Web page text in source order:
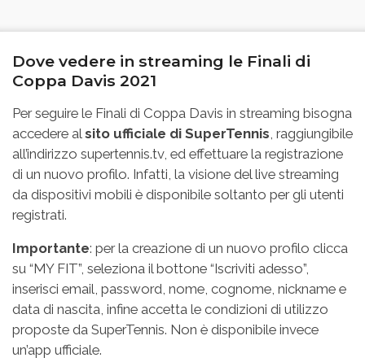
Dove vedere in streaming le Finali di
Coppa Davis 2021
Per seguire le Finali di Coppa Davis in streaming bisogna
accedere al sito ufficiale di SuperTennis , raggiungibile
all’indirizzo supertennis.tv, ed effettuare la registrazione
di un nuovo profilo. Infatti, la visione del live streaming
da dispositivi mobili è disponibile soltanto per gli utenti
registrati.
Importante: per la creazione di un nuovo profilo clicca
su “MY FIT”, seleziona il bottone “Iscriviti adesso”,
inserisci email, password, nome, cognome, nickname e
data di nascita, infine accetta le condizioni di utilizzo
proposte da SuperTennis. Non è disponibile invece
un’app ufficiale.